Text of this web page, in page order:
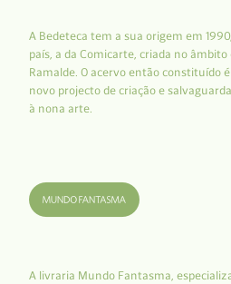
A Bedeteca tem a sua origem em
país, a da Comicarte, criada no âmbito
Ramalde. O acervo então constituído
novo projecto de criação e
à nona arte.
A livraria Mundo Fantasma,